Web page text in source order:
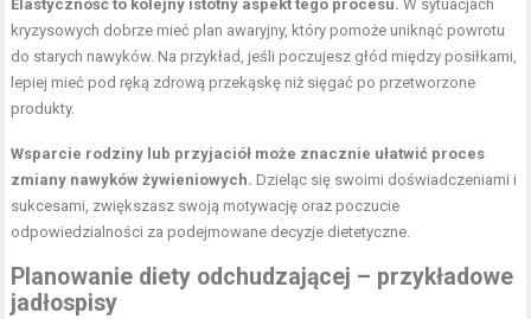
Elastyczność to kolejny istotny aspekt tego procesu. W sytuacjach
kryzysowych dobrze mieć plan awaryjny, który pomoże uniknąć powrotu
do starych nawyków. Na przykład, jeśli poczujesz głód między posiłkami,
lepiej mieć pod ręką zdrową przekąskę niż sięgać po przetworzone
produkty.
Wsparcie rodziny lub przyjaciół może znacznie ułatwić proces
zmiany nawyków żywieniowych. Dzieląc się swoimi doświadczeniami i
sukcesami, zwiększasz swoją motywację oraz poczucie
odpowiedzialności za podejmowane decyzje dietetyczne.
Planowanie diety odchudzającej – przykładowe
jadłospisy